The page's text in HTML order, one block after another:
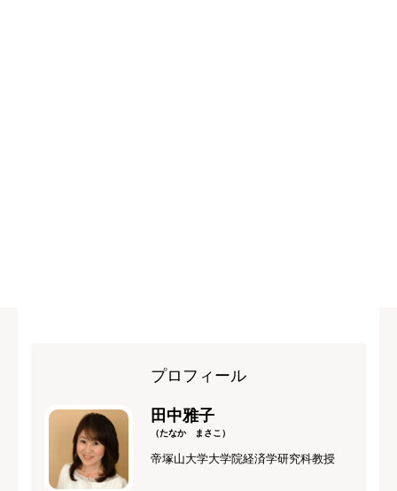
プロフィール
田中雅子
（たなか まさこ）
帝塚山大学大学院経済学研究科教授